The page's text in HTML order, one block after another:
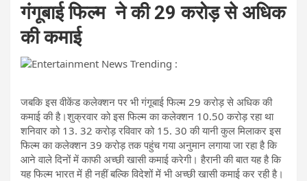
गंगूबाई फिल्म ने की 29 करोड़ से अधिक
की कमाई
जबकि इस वीकेंड कलेक्शन पर भी गंगूबाई फिल्म 29 करोड़ से अधिक की
कमाई की है।शुक्रवार को इस फिल्म का कलेक्शन 10.50 करोड़ रहा था
शनिवार को 13. 32 करोड़ रविवार को 15. 30 की यानी कुल मिलाकर इस
फिल्म का कलेक्शन 39 करोड़ तक पहुंच गया अनुमान लगाया जा रहा है कि
आने वाले दिनों में काफी अच्छी खासी कमाई करेगी। हैरानी की बात यह है कि
यह फिल्म भारत में ही नहीं बल्कि विदेशों में भी अच्छी खासी कमाई कर रही है।